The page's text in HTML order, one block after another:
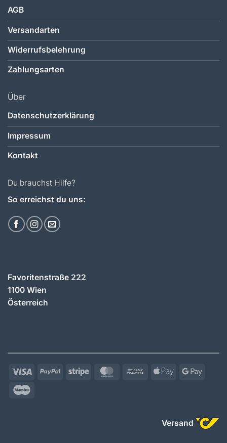
AGB
Versandarten
Widerrufsbelehrung
Zahlungsarten
Über
Datenschutzerklärung
Impressum
Kontakt
Du brauchst Hilfe?
So erreichst du uns:
Favoritenstraße 222
1100 Wien
Österreich
Visa PayPal Stripe MasterCard
Bank
Apple
Versand